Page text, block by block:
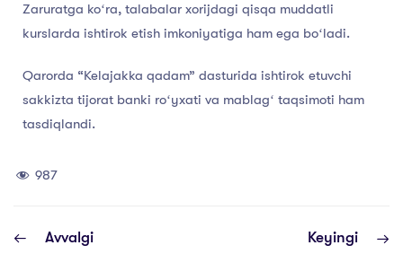
Zaruratga koʻra, talabalar xorijdagi qisqa muddatli
kurslarda ishtirok etish imkoniyatiga ham ega boʻladi.
Qarorda “Kelajakka qadam” dasturida ishtirok etuvchi
sakkizta tijorat banki roʻyxati va mablagʻ taqsimoti ham
tasdiqlandi.
987
Avvalgi Keyingi